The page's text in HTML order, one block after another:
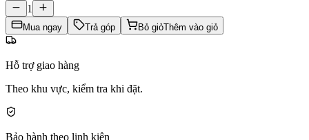
1
Mua ngay Trả góp Bỏ giỏThêm vào giỏ
Hỗ trợ giao hàng
Theo khu vực, kiểm tra khi đặt.
Bảo hành theo linh kiện